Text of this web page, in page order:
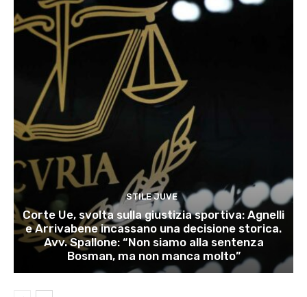
STILE JUVE
Corte Ue, svolta sulla giustizia sportiva: Agnelli
e Arrivabene incassano una decisione storica.
Avv. Spallone: “Non siamo alla sentenza
Bosman, ma non manca molto”